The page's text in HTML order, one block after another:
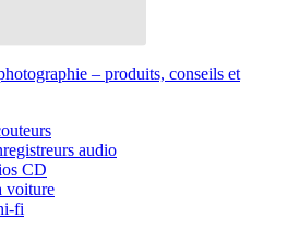
– produits, conseils et
audio
CD
voiture
fi